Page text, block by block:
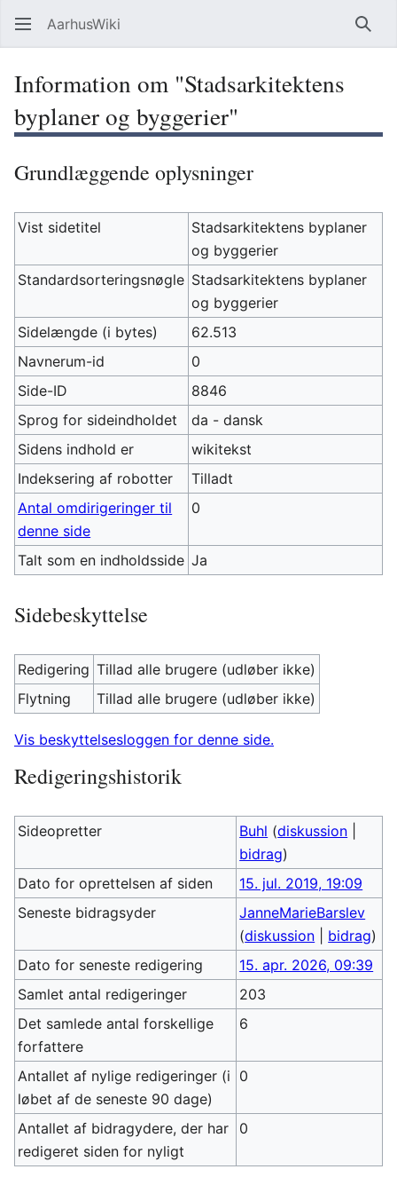
AarhusWiki Søg
Information om "Stadsarkitektens
byplaner og byggerier"
Grundlæggende oplysninger
Vist sidetitel
Stadsarkitektens byplaner
og byggerier
Standardsorteringsnøgle Stadsarkitektens byplaner
og byggerier
Sidelængde (i bytes)
62.513
Navnerum-id
0
Side-ID
8846
Sprog for sideindholdet
da - dansk
Sidens indhold er
wikitekst
Indeksering af robotter
Tilladt
Antal omdirigeringer til
denne side
0
Talt som en indholdsside Ja
Sidebeskyttelse
Redigering Tillad alle brugere (udløber ikke)
Flytning
Tillad alle brugere (udløber ikke)
Vis beskyttelsesloggen for denne side.
Redigeringshistorik
Sideopretter Buhl (diskussion
bidrag)
Dato for oprettelsen af siden
15. jul. 2019, 19:09
Seneste bidragsyder
JanneMarieBarslev
(diskussion bidrag)
Dato for seneste redigering
15. apr. 2026, 09:39
Samlet antal redigeringer
203
Det samlede antal forskellige
forfattere
6
Antallet af nylige redigeringer (i
løbet af de seneste 90 dage)
0
Antallet af bidragydere, der har
redigeret siden for nyligt
0